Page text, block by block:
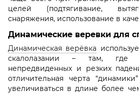
целей (подтягивание,
снаряжения, использование в
Динамические веревки для
Динамическая верёвка
скалолазании – там, где
непредвиденных и резких
отличительная черта
увеличиваться в длине более